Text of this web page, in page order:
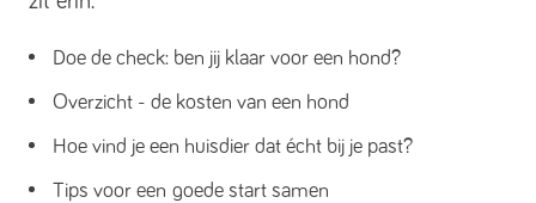
Doe de check: ben jij klaar voor een hond?
Overzicht - de kosten van een hond
Hoe vind je een huisdier dat écht bij je past?
Tips voor een goede start samen